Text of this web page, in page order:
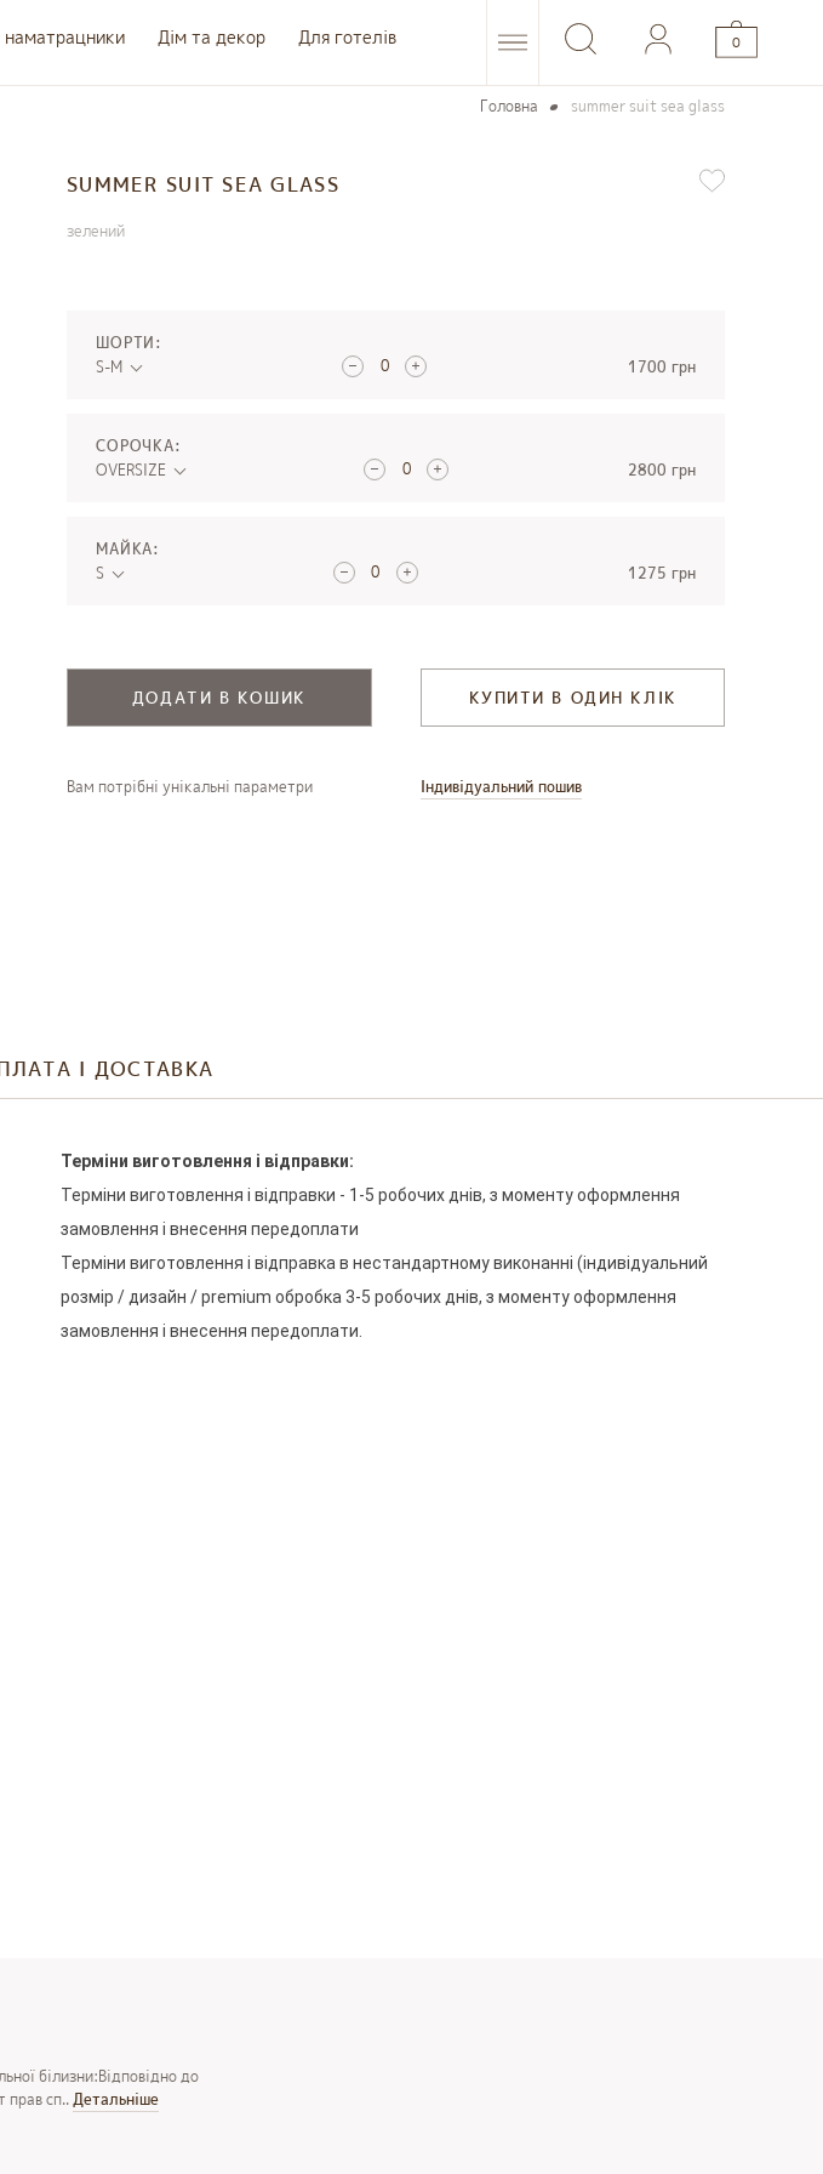
0
Дім та декор Для готелів
Головна summer suit sea glass
SUMMER SUIT SEA GLASS
зелений
ШОРТИ:
S-M
1700 грн
СОРОЧКА:
OVERSIZE
2800 грн
МАЙКА:
S
1275 грн
ДОДАТИ В КОШИК КУПИТИ В ОДИН КЛІК
Вам потрібні унікальні параметри Індивідуальний пошив
І ДОСТАВКА
Терміни виготовлення і відправки:
Терміни виготовлення і відправки - 1-5 робочихднів, з моментуоформлення
замовлення і внесення передоплати
Терміни виготовлення і відправкав нестандартномувиконанні (індивідуальний
розмір /дизайн /premium обробка 3-5 робочихднів, з моментуоформлення
замовлення і внесення передоплати.
білизни:Відповідно до
прав сп..Детальнiше